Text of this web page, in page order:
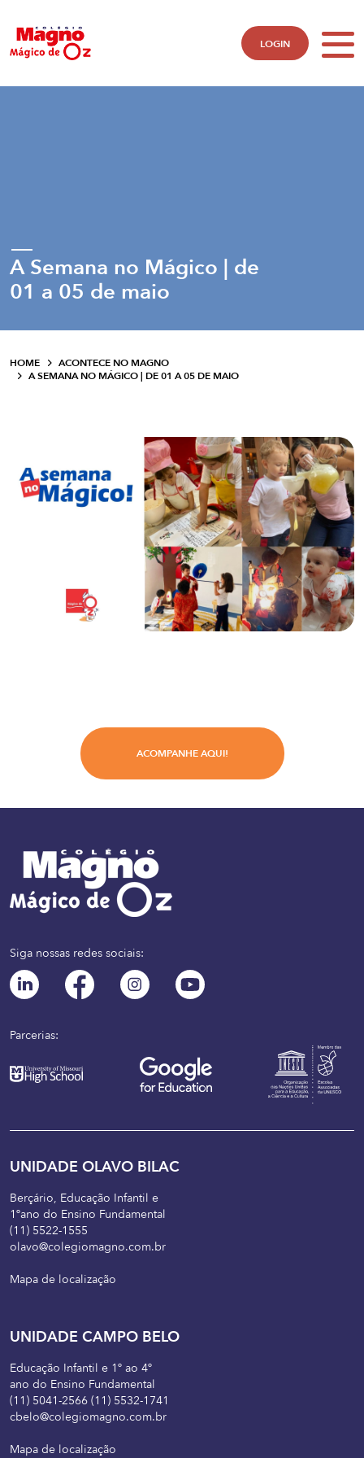
LOGIN
A Semana no Mágico | de
01 a 05 de maio
HOME
ACONTECE NO MAGNO
A SEMANA NO MÁGICO | DE 01 A 05 DE MAIO
ACOMPANHE AQUI!
UNIDADE OLAVO BILAC
Berçário, Educação Infantil e
1ºano do Ensino Fundamental
(11) 5522-1555
olavo@colegiomagno.com.br
Mapa de localização
UNIDADE CAMPO BELO
Educação Infantil e 1º ao 4º
ano do Ensino Fundamental
(11) 5041-2566 (11) 5532-1741
cbelo@colegiomagno.com.br
Mapa de localização
Siga nossas redes sociais:
Parcerias: